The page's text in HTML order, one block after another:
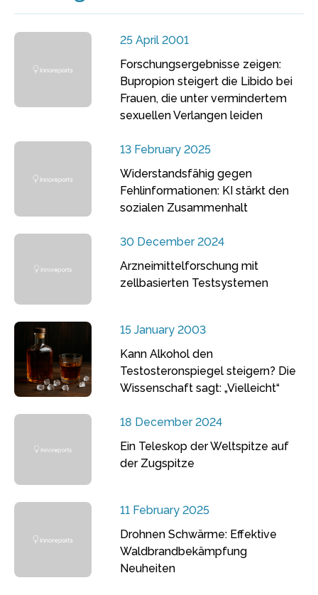
25 April 2001
Forschungsergebnisse zeigen:
Bupropion steigert die Libido bei
Frauen, die unter vermindertem
sexuellen Verlangen leiden
13 February 2025
Widerstandsfähig gegen
Fehlinformationen: KI stärkt den
sozialen Zusammenhalt
30 December 2024
Arzneimittelforschung mit
zellbasierten Testsystemen
15 January 2003
Kann Alkohol den
Testosteronspiegel steigern? Die
Wissenschaft sagt: „Vielleicht“
18 December 2024
Ein Teleskop der Weltspitze auf
der Zugspitze
11 February 2025
Drohnen Schwärme: Effektive
Waldbrandbekämpfung
Neuheiten